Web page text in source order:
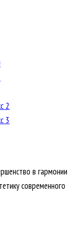
2
3
в гармонии
современного